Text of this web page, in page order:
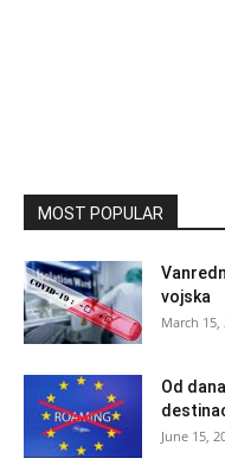
MOST POPULAR
vojska
March 15,
Od
June 15,